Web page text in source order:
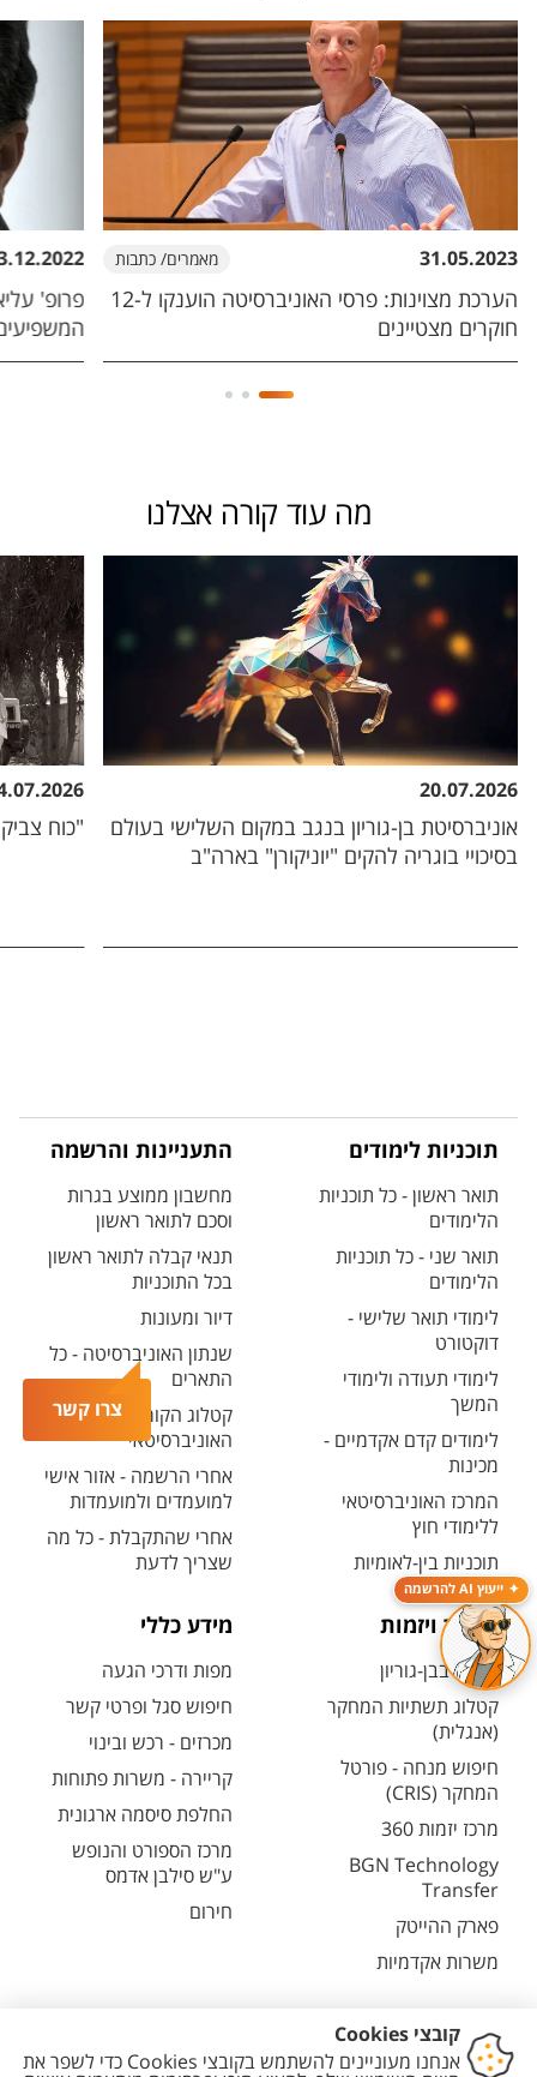
צרו קשר
ייעוץ AI להרשמה
31.05.2023 מאמרים/ כתבות
הערכת מצוינות: פרסי האוניברסיטה הוענקו ל-12
חוקרים מצטיינים
פרופ'
מה עוד קורה אצלנו
20.07.2026
אוניברסיטת בן-גוריון בנגב במקום השלישי בעולם
בסיכויי בוגריה להקים "יוניקורן" בארה"ב
"כוח
תוכניות לימודים
תואר ראשון - כל תוכניות
הלימודים
תואר שני - כל תוכניות
הלימודים
לימודי תואר שלישי -
דוקטורט
לימודי תעודה ולימודי
המשך
לימודים קדם אקדמיים -
מכינות
המרכז האוניברסיטאי
ללימודי חוץ
תוכניות בין-לאומיות
התעניינות והרשמה
מחשבון ממוצע בגרות
וסכם לתואר ראשון
תנאי קבלה לתואר ראשון
בכל התוכניות
דיור ומעונות
שנתון האוניברסיטה - כל
התארים
קטלוג הקורסים
האוניברסיטאי
אחרי הרשמה - אזור אישי
למועמדים ולמועמדות
אחרי שהתקבלת - כל מה
שצריך לדעת
מחקר ויזמות
מחקר בבן-גוריון
קטלוג תשתיות המחקר
(אנגלית)
חיפוש מנחה - פורטל
המחקר (CRIS)
מרכז יזמות 360
BGN Technology
Transfer
פארק ההייטק
משרות אקדמיות
מידע כללי
מפות ודרכי הגעה
חיפוש סגל ופרטי קשר
מכרזים - רכש ובינוי
קריירה - משרות פתוחות
החלפת סיסמה ארגונית
מרכז הספורט והנופש
ע"ש סילבן אדמס
חירום